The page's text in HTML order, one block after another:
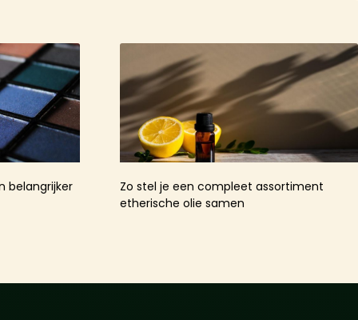
belangrijker
Zo stel je een compleet assortiment
etherische olie samen